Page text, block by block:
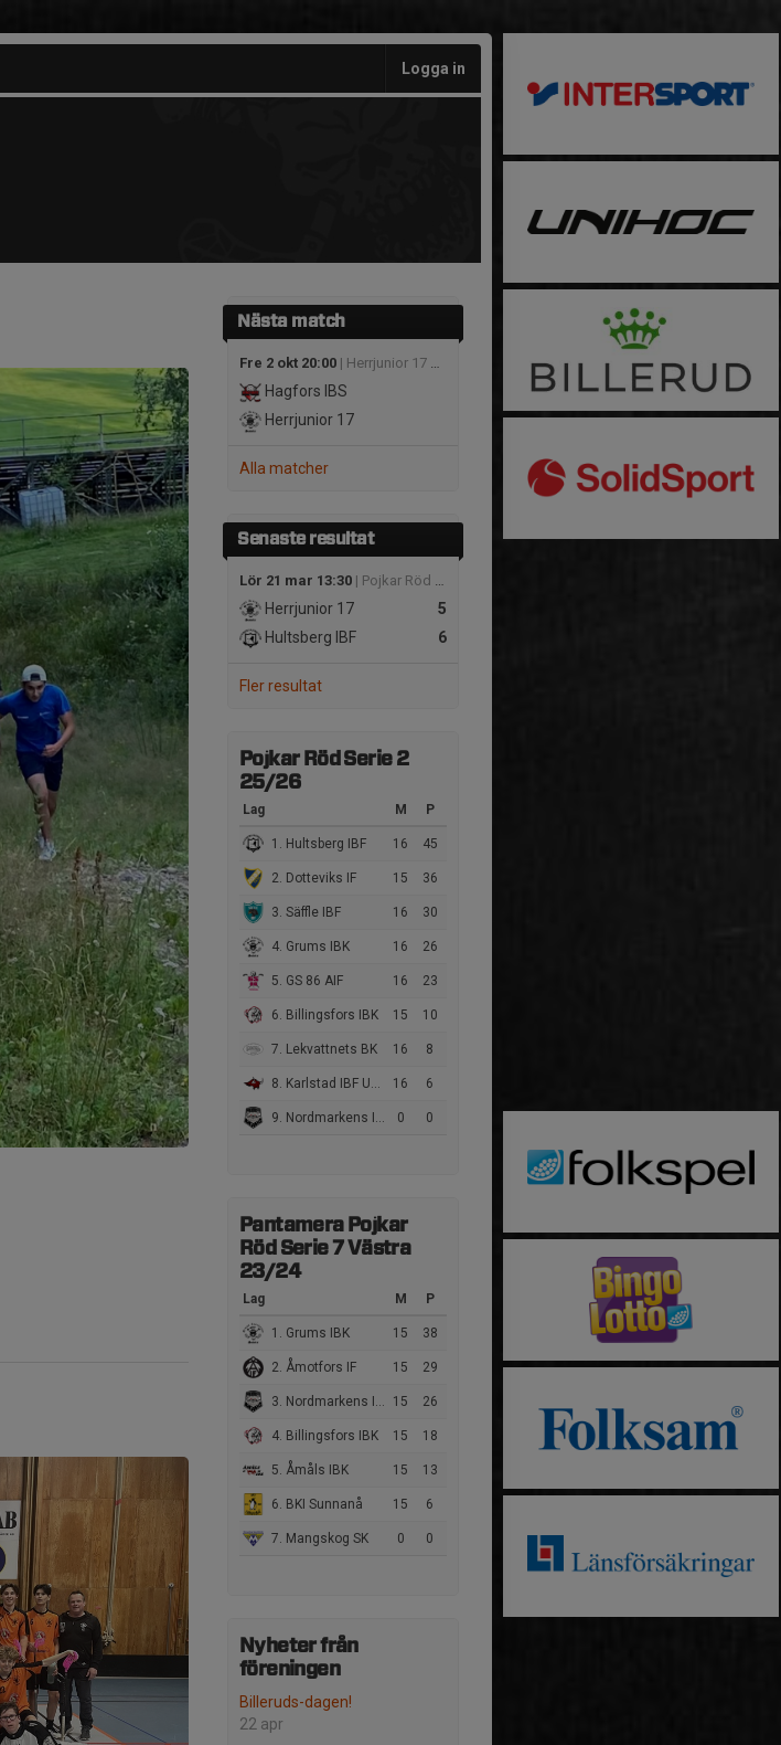
Logga in
Nästa match
Fre 2 okt 20:00 | Herrjunior 17 Region A (Värmland)
Hagfors IBS
Herrjunior 17
Alla matcher
Senaste resultat
Lör 21 mar 13:30 | Pojkar Röd Serie 2
5
Herrjunior 17
6
Hultsberg IBF
Fler resultat
Pojkar Röd Serie 2
25/26
Lag M P
1. Hultsberg IBF 16 45
2. Dotteviks IF 15 36
3. Säffle IBF 16 30
4. Grums IBK 16 26
5. GS 86 AIF 16 23
6. Billingsfors IBK 15 10
7. Lekvattnets BK 16 8
8. Karlstad IBF Ungdom 16 6
9. Nordmarkens IBF 0 0
Pantamera Pojkar
Röd Serie 7 Västra
23/24
Lag M P
1. Grums IBK 15 38
2. Åmotfors IF 15 29
3. Nordmarkens IBF 15 26
4. Billingsfors IBK 15 18
5. Åmåls IBK 15 13
6. BKI Sunnanå 15 6
7. Mangskog SK 0 0
Nyheter från
föreningen
Billeruds-dagen!
22 apr